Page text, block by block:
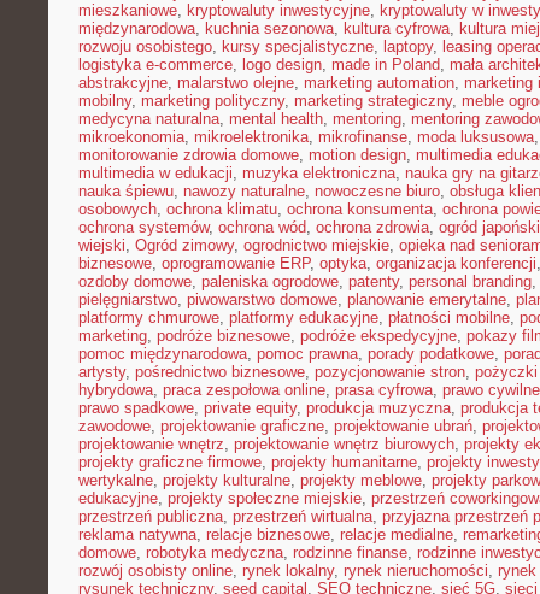
mieszkaniowe, kryptowaluty inwestycyjne, kryptowaluty w
międzynarodowa, kuchnia sezonowa, kultura cyfrowa, kultura
rozwoju osobistego, kursy specjalistyczne, laptopy, leasing
logistyka e-commerce, logo design, made in Poland, mała
abstrakcyjne, malarstwo olejne, marketing automation, marketing
mobilny, marketing polityczny, marketing strategiczny, meble
medycyna naturalna, mental health, mentoring, mentoring
mikroekonomia, mikroelektronika, mikrofinanse, moda luksusowa
monitorowanie zdrowia domowe, motion design, multimedia
multimedia w edukacji, muzyka elektroniczna, nauka gry na
nauka śpiewu, nawozy naturalne, nowoczesne biuro, obsługa
osobowych, ochrona klimatu, ochrona konsumenta, ochrona
ochrona systemów, ochrona wód, ochrona zdrowia, ogród japoński
wiejski, Ogród zimowy, ogrodnictwo miejskie, opieka nad
biznesowe, oprogramowanie ERP, optyka, organizacja konferencji
ozdoby domowe, paleniska ogrodowe, patenty, personal branding,
pielęgniarstwo, piwowarstwo domowe, planowanie emerytalne,
platformy chmurowe, platformy edukacyjne, płatności mobilne,
marketing, podróże biznesowe, podróże ekspedycyjne, pokazy
pomoc międzynarodowa, pomoc prawna, porady podatkowe,
artysty, pośrednictwo biznesowe, pozycjonowanie stron, pożyczki
hybrydowa, praca zespołowa online, prasa cyfrowa, prawo
prawo spadkowe, private equity, produkcja muzyczna, produkcja
zawodowe, projektowanie graficzne, projektowanie ubrań,
projektowanie wnętrz, projektowanie wnętrz biurowych, projekty
projekty graficzne firmowe, projekty humanitarne, projekty
wertykalne, projekty kulturalne, projekty meblowe, projekty
edukacyjne, projekty społeczne miejskie, przestrzeń
przestrzeń publiczna, przestrzeń wirtualna, przyjazna przestrzeń
reklama natywna, relacje biznesowe, relacje medialne,
domowe, robotyka medyczna, rodzinne finanse, rodzinne
rozwój osobisty online, rynek lokalny, rynek nieruchomości,
rysunek techniczny, seed capital , SEO techniczne, sieć 5G, sieci